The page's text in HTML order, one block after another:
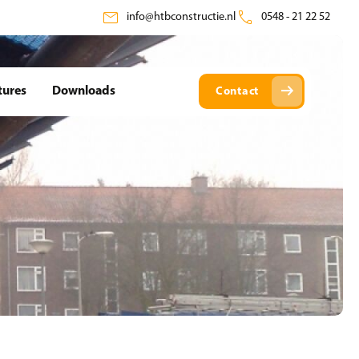
mail info@htbconstructie.nl call 0548 - 21 22 52
Downloads Contact arrow_right_alt